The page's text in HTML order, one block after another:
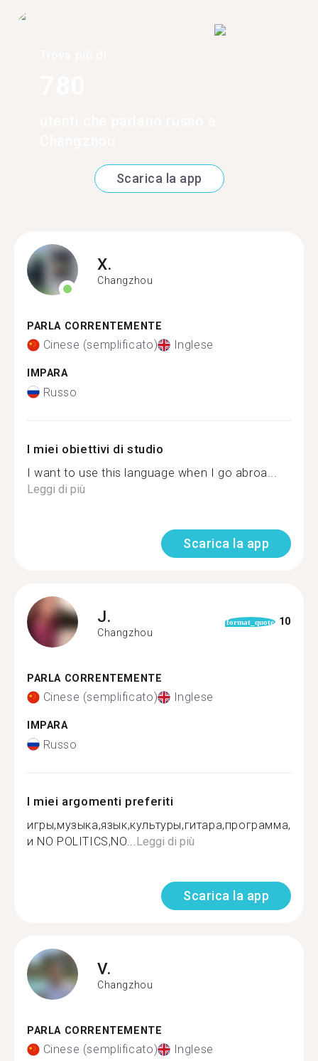
Scarica la app
X.
Changzhou
PARLA CORRENTEMENTE
Cinese (semplificato) Inglese
IMPARA
Russo
I miei obiettivi di studio
I want to use this language when I go abroa...
Leggi di più
Scarica la app
J.
Changzhou
format_quote 10
PARLA CORRENTEMENTE
Cinese (semplificato) Inglese
IMPARA
Russo
I miei argomenti preferiti
игры,музыка,язык,культуры,гитара,программа,
и NO POLITICS,NO... Leggi di più
Scarica la app
V.
Changzhou
PARLA CORRENTEMENTE
Cinese (semplificato) Inglese